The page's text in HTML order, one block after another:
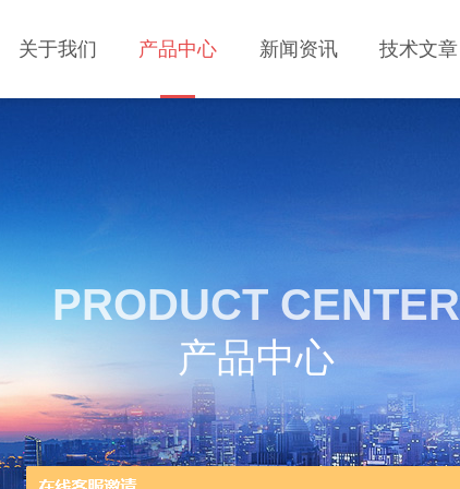
关于我们 产品中心 新闻资讯 技术文章
PRODUCT CENTER
产品中心